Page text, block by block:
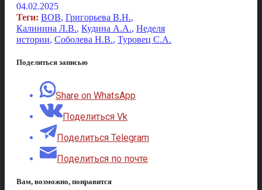
04.02.2025
Теги: ВОВ, Григорьева В.Н.,
Калинина Л.В., Кудина А.А., Неделя
истории, Соболева Н.В., Туровец С.А.
Поделиться записью
Share on WhatsApp
Поделиться Vk
Поделиться Telegram
Поделиться по почте
Вам, возможно, понравится